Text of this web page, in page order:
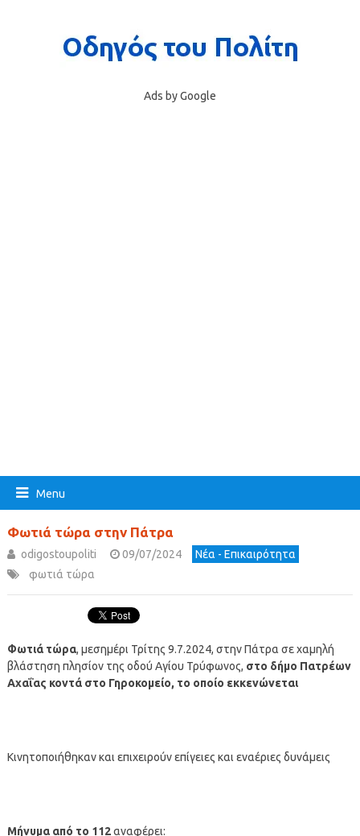
Ads by Google
Menu
Φωτιά τώρα στην Πάτρα
odigostoupoliti 09/07/2024
Νέα - Επικαιρότητα
φωτιά τώρα
Φωτιά τώρα, μεσημέρι Τρίτης 9.7.2024, στην Πάτρα σε χαμηλή
βλάστηση πλησίον της οδού Αγίου Τρύφωνος, στο δήμο Πατρέων
Αχαΐας κοντά στο Γηροκομείο, το οποίο εκκενώνεται
Κινητοποιήθηκαν και επιχειρούν επίγειες και εναέριες δυνάμεις
Μήνυμα από το 112αναφέρει: